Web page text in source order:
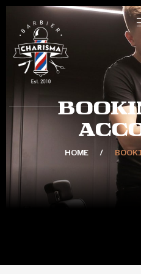
HOME